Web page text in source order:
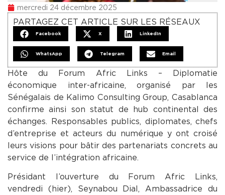
mercredi 24 décembre 2025
PARTAGEZ CET ARTICLE SUR LES RÉSEAUX
Facebook X LinkedIn
WhatsApp Telegram Email
Hôte du Forum Afric Links – Diplomatie
économique inter-africaine, organisé par les
Sénégalais de Kalimo Consulting Group, Casablanca
confirme ainsi son statut de hub continental des
échanges. Responsables publics, diplomates, chefs
d’entreprise et acteurs du numérique y ont croisé
leurs visions pour bâtir des partenariats concrets au
service de l’intégration africaine.
Présidant l’ouverture du Forum Afric Links,
vendredi (hier), Seynabou Dial, Ambassadrice du